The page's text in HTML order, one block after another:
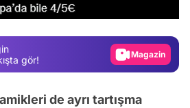
gör!
Video
de ayrı tartışma